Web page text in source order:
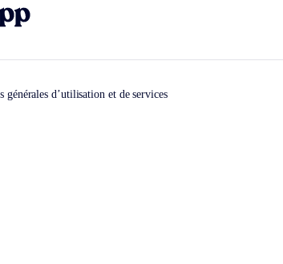
générales d’utilisation et de services